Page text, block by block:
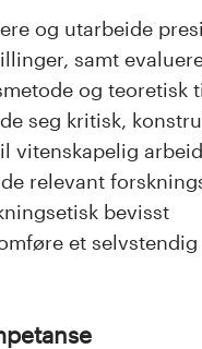
og utarbeide
samt
og teoretisk
seg kritisk,
vitenskapelig arbeid
relevant
bevisst
et